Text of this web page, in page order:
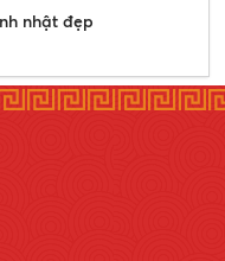
nhật đẹp